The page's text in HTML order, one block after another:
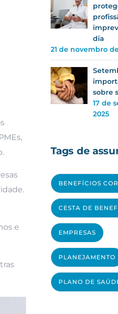
e
dia
21 de novembro
sobre
17 de
2025
Tags de
BENEFÍCIOS
CESTA DE
EMPRESAS
PLANEJAMENTO
PLANO DE